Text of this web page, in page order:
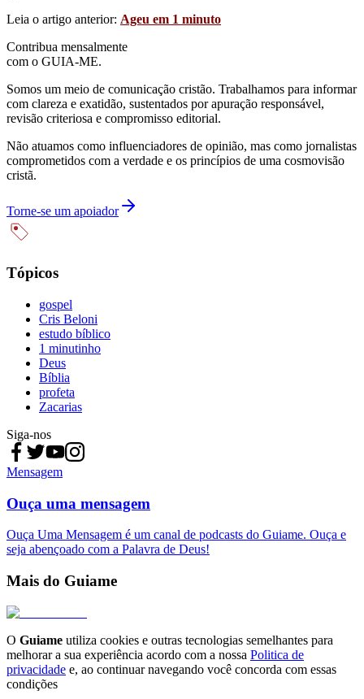
Leia o artigo anterior: Ageu em 1 minuto
Contribua mensalmente
com o GUIA-ME.
Somos um meio de comunicação cristão. Trabalhamos para informar
com clareza e exatidão, sustentados por apuração responsável,
revisão criteriosa e compromisso editorial.
Não atuamos como influenciadores de opinião, mas como jornalistas
comprometidos com a verdade e os princípios de uma cosmovisão
cristã.
Torne-se um apoiador
Tópicos
gospel
Cris Beloni
estudo bíblico
1 minutinho
Deus
Bíblia
profeta
Zacarias
Siga-nos
Mensagem
Ouça uma mensagem
Ouça Uma Mensagem é um canal de podcasts do Guiame. Ouça e
seja abençoado com a Palavra de Deus!
Mais do Guiame
O Guiame utiliza cookies e outras tecnologias semelhantes para
melhorar a sua experiência acordo com a nossa Politica de
privacidade e, ao continuar navegando você concorda com essas
condições